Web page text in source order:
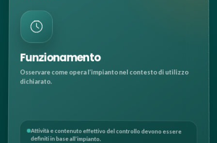
Funzionamento
Osservare come opera l’impianto nel contesto di utilizzo
dichiarato.
Attività e contenuto effettivo del controllo devono essere
definiti in base all’impianto.